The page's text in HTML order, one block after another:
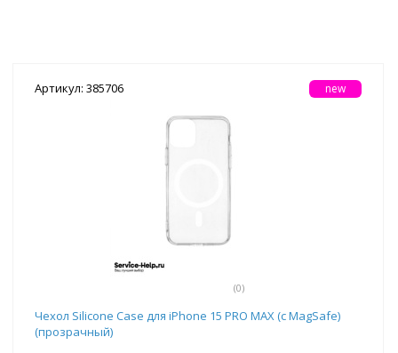
Артикул: 385706
(0)
new
Чехол Silicone Case для iPhone 15 PRO MAX (с MagSafe)
(прозрачный)